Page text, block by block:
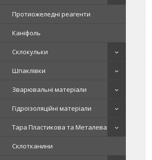
Протиожеледні реагенти
Каніфоль
Склокульки
Шпаклівки
Зварювальні матеріали
Гідроізоляційні матеріали
Тара Пластикова та Металева
Склотканини